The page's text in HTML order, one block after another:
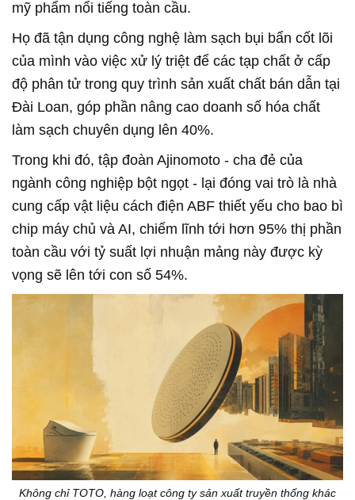
mỹ phẩm nổi tiếng toàn cầu.
Họ đã tận dụng công nghệ làm sạch bụi bẩn cốt lõi
của mình vào việc xử lý triệt để các tạp chất ở cấp
độ phân tử trong quy trình sản xuất chất bán dẫn tại
Đài Loan, góp phần nâng cao doanh số hóa chất
làm sạch chuyên dụng lên 40%.
Trong khi đó, tập đoàn Ajinomoto - cha đẻ của
ngành công nghiệp bột ngọt - lại đóng vai trò là nhà
cung cấp vật liệu cách điện ABF thiết yếu cho bao bì
chip máy chủ và AI, chiếm lĩnh tới hơn 95% thị phần
toàn cầu với tỷ suất lợi nhuận mảng này được kỳ
vọng sẽ lên tới con số 54%.
Không chỉ TOTO, hàng loạt công ty sản xuất truyền thống khác